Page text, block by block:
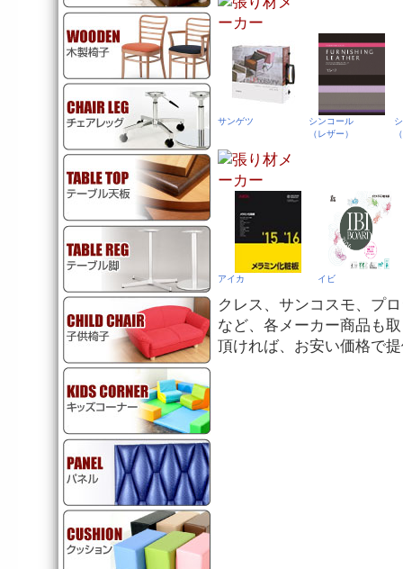
サンゲツ
シンコール
（レザー）
アイカ イビ
クレス、サンコスモ、プ
など、各メーカー商品も
頂ければ、お安い価格で